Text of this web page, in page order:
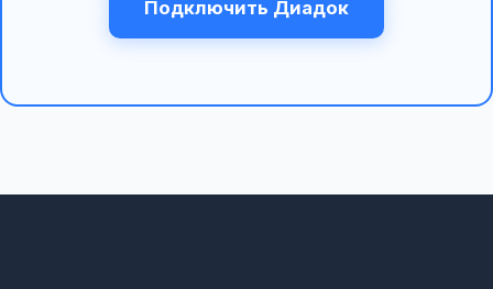
Подключить Диадок